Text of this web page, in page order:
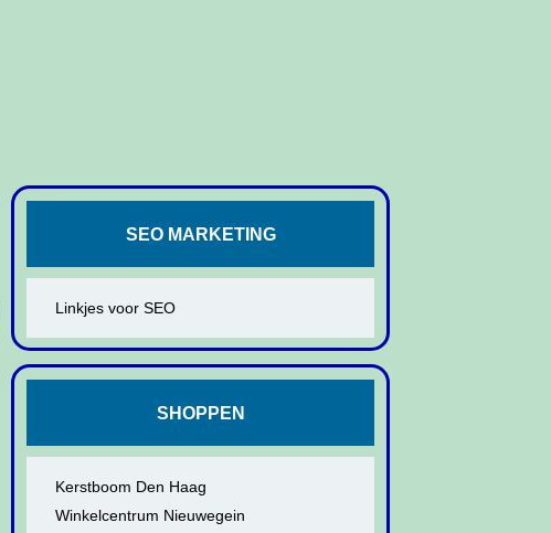
SEO MARKETING
Linkjes voor SEO
SHOPPEN
Kerstboom Den Haag
Winkelcentrum Nieuwegein